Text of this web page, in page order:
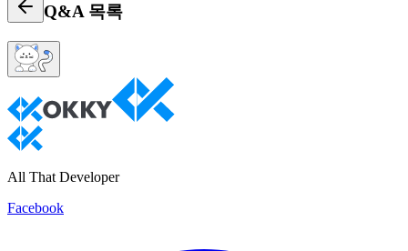
Q&A 목록
All That Developer
Facebook